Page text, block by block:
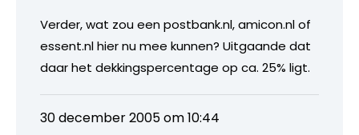
Verder, wat zou een postbank.nl, amicon.nl of
essent.nl hier nu mee kunnen? Uitgaande dat
daar het dekkingspercentage op ca. 25% ligt.
30 december 2005 om 10:44